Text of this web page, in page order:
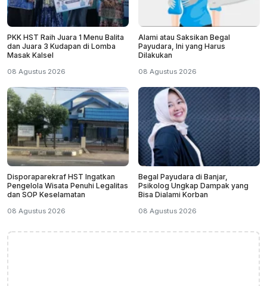
PKK HST Raih Juara 1 Menu Balita
dan Juara 3 Kudapan di Lomba
Masak Kalsel
08 Agustus 2026
Alami atau Saksikan Begal
Payudara, Ini yang Harus
Dilakukan
08 Agustus 2026
Disporaparekraf HST Ingatkan
Pengelola Wisata Penuhi Legalitas
dan SOP Keselamatan
08 Agustus 2026
Begal Payudara di Banjar,
Psikolog Ungkap Dampak yang
Bisa Dialami Korban
08 Agustus 2026